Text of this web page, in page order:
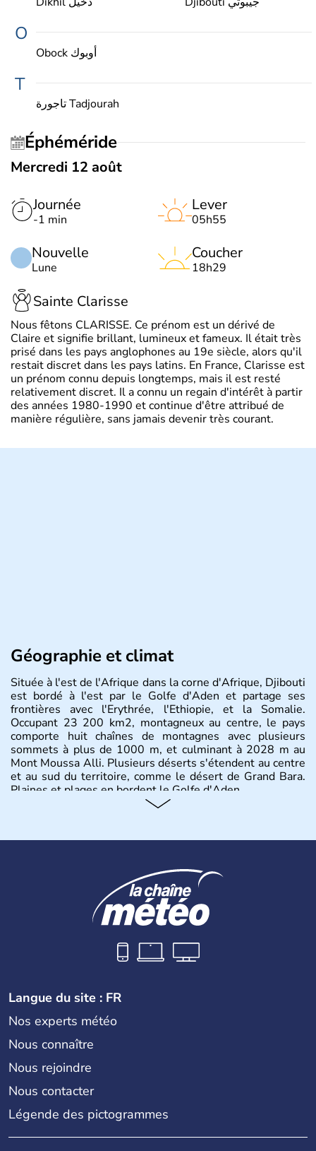
O
Obock أوبوك
T
تاجورة Tadjourah
Éphéméride
Mercredi 12 août
Journée
-1 min
Nouvelle
Lune
Lever
05h55
Coucher
18h29
Sainte Clarisse
Nous fêtons CLARISSE. Ce prénom est un dérivé de
Claire et signifie brillant, lumineux et fameux. Il était très
prisé dans les pays anglophones au 19e siècle, alors qu'il
restait discret dans les pays latins. En France, Clarisse est
un prénom connu depuis longtemps, mais il est resté
relativement discret. Il a connu un regain d'intérêt à partir
des années 1980-1990 et continue d'être attribué de
manière régulière, sans jamais devenir très courant.
Géographie et climat
Située à l'est de l'Afrique dans la corne d'Afrique, Djibouti
est bordé à l'est par le Golfe d'Aden et partage ses
frontières avec l'Erythrée, l'Ethiopie, et la Somalie.
Occupant 23 200 km2, montagneux au centre, le pays
comporte huit chaînes de montagnes avec plusieurs
sommets à plus de 1000 m, et culminant à 2028 m au
Mont Moussa Alli. Plusieurs déserts s'étendent au centre
et au sud du territoire, comme le désert de Grand Bara.
Plaines et plages en bordent le Golfe d'Aden.
Langue du site : FR
Nos experts météo
Nous connaître
Nous rejoindre
Nous contacter
Légende des pictogrammes